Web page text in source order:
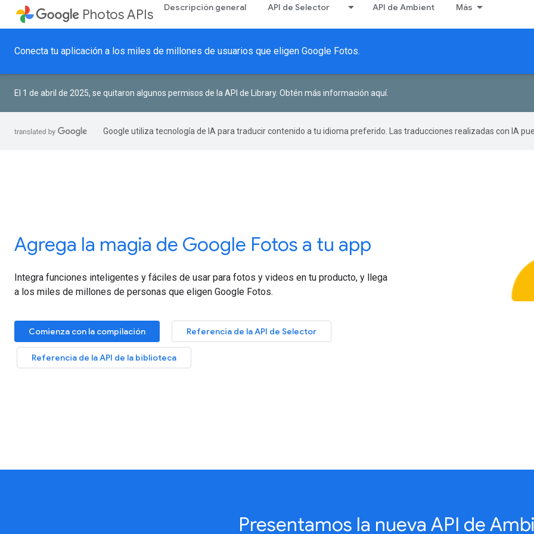
Photos APIs Descripción general API de Selector API de Ambient Más
Conecta tu aplicación a los miles de millones de usuarios que eligen Google Fotos.
El 1 de abril de 2025, se quitaron algunos permisos de la API de Library. Obtén más información aquí.
Google utiliza tecnología de IA para traducir contenido a tu idioma preferido. Las traducciones realizadas con IA
Agrega la magia de Google Fotos a tu app
Integra funciones inteligentes y fáciles de usar para fotos y videos en tu producto, y llega
a los miles de millones de personas que eligen Google Fotos.
Comienza con la compilación Referencia de la API de Selector
Referencia de la API de la biblioteca
Presentamos la nueva API de